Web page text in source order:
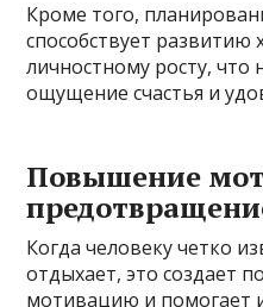
Кроме того,
способствует развитию
личностному росту, что
ощущение счастья и
Повышение
Когда человеку четко
отдыхает, это создает
мотивацию и помогает